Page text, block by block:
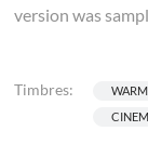
Timbres: WARM
version was